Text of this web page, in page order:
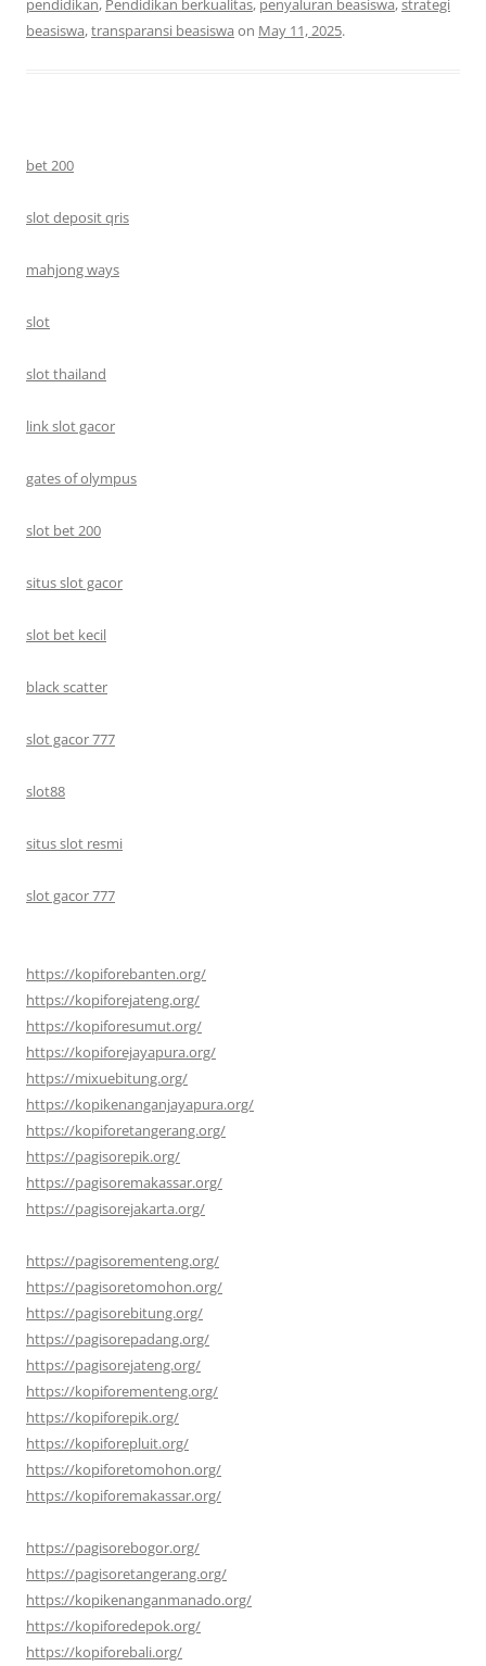
pendidikan, Pendidikan berkualitas, penyaluran beasiswa,strategi
beasiswa,transparansi beasiswa on May 11, 2025.
bet 200
slot deposit qris
mahjong ways
slot
slot thailand
link slot gacor
gates of olympus
slot bet 200
situs slot gacor
slot bet kecil
black scatter
slot gacor 777
slot88
situs slot resmi
slot gacor 777
https://kopiforebanten.org/
https://kopiforejateng.org/
https://kopiforesumut.org/
https://kopiforejayapura.org/
https://mixuebitung.org/
https://kopikenanganjayapura.org/
https://kopiforetangerang.org/
https://pagisorepik.org/
https://pagisoremakassar.org/
https://pagisorejakarta.org/
https://pagisorementeng.org/
https://pagisoretomohon.org/
https://pagisorebitung.org/
https://pagisorepadang.org/
https://pagisorejateng.org/
https://kopiforementeng.org/
https://kopiforepik.org/
https://kopiforepluit.org/
https://kopiforetomohon.org/
https://kopiforemakassar.org/
https://pagisorebogor.org/
https://pagisoretangerang.org/
https://kopikenanganmanado.org/
https://kopiforedepok.org/
https://kopiforebali.org/